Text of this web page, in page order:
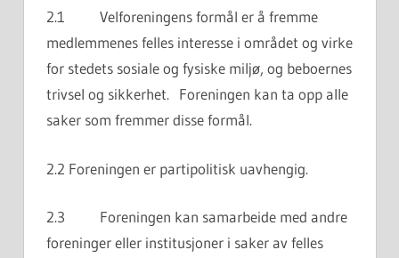
2.1 Velforeningens formål er å fremme
medlemmenes felles interesse i området og virke
for stedets sosiale og fysiske miljø, og beboernes
trivsel og sikkerhet. Foreningen kan ta opp alle
saker som fremmer disse formål.
2.2 Foreningen er partipolitisk uavhengig.
2.3 Foreningen kan samarbeide med andre
foreninger eller institusjoner i saker av felles